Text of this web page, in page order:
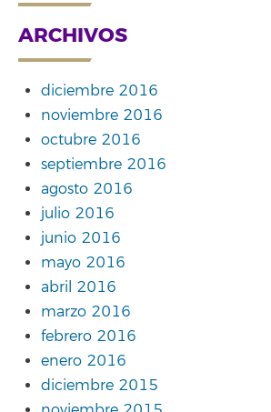
ARCHIVOS
diciembre 2016
noviembre 2016
octubre 2016
septiembre 2016
agosto 2016
julio 2016
junio 2016
mayo 2016
abril 2016
marzo 2016
febrero 2016
enero 2016
diciembre 2015